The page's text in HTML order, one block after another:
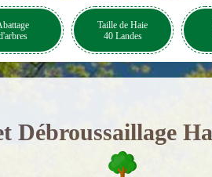
Taille de Haie
40 Landes
Débroussaillage